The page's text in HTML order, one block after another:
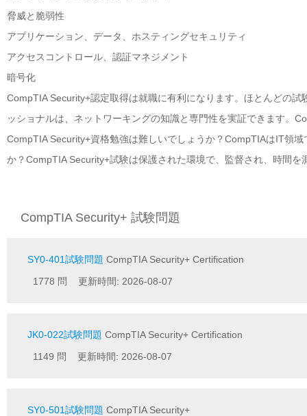
脅威と脆弱性
アプリケーション、データ、ホスティングセキュリティ
アクセスコントロール、認証マネジメント
暗号化
CompTIA Security+認定取得は就職に有利になります。ほとんどの
ッショナルは、ネットワーキングの知識と専門性を実証できます。
CompTIA Security+資格勉強は難しいでしょうか？CompTIAはIT領
か？CompTIA Security+試験は保護された環境で、監督され、時間を
CompTIA Security+ 試験問題
SY0-401試験問題 CompTIA Security+ Certification
1778 問 更新時間: 2026-08-07
JK0-022試験問題 CompTIA Security+ Certification
1149 問 更新時間: 2026-08-07
SY0-501試験問題 CompTIA Security+